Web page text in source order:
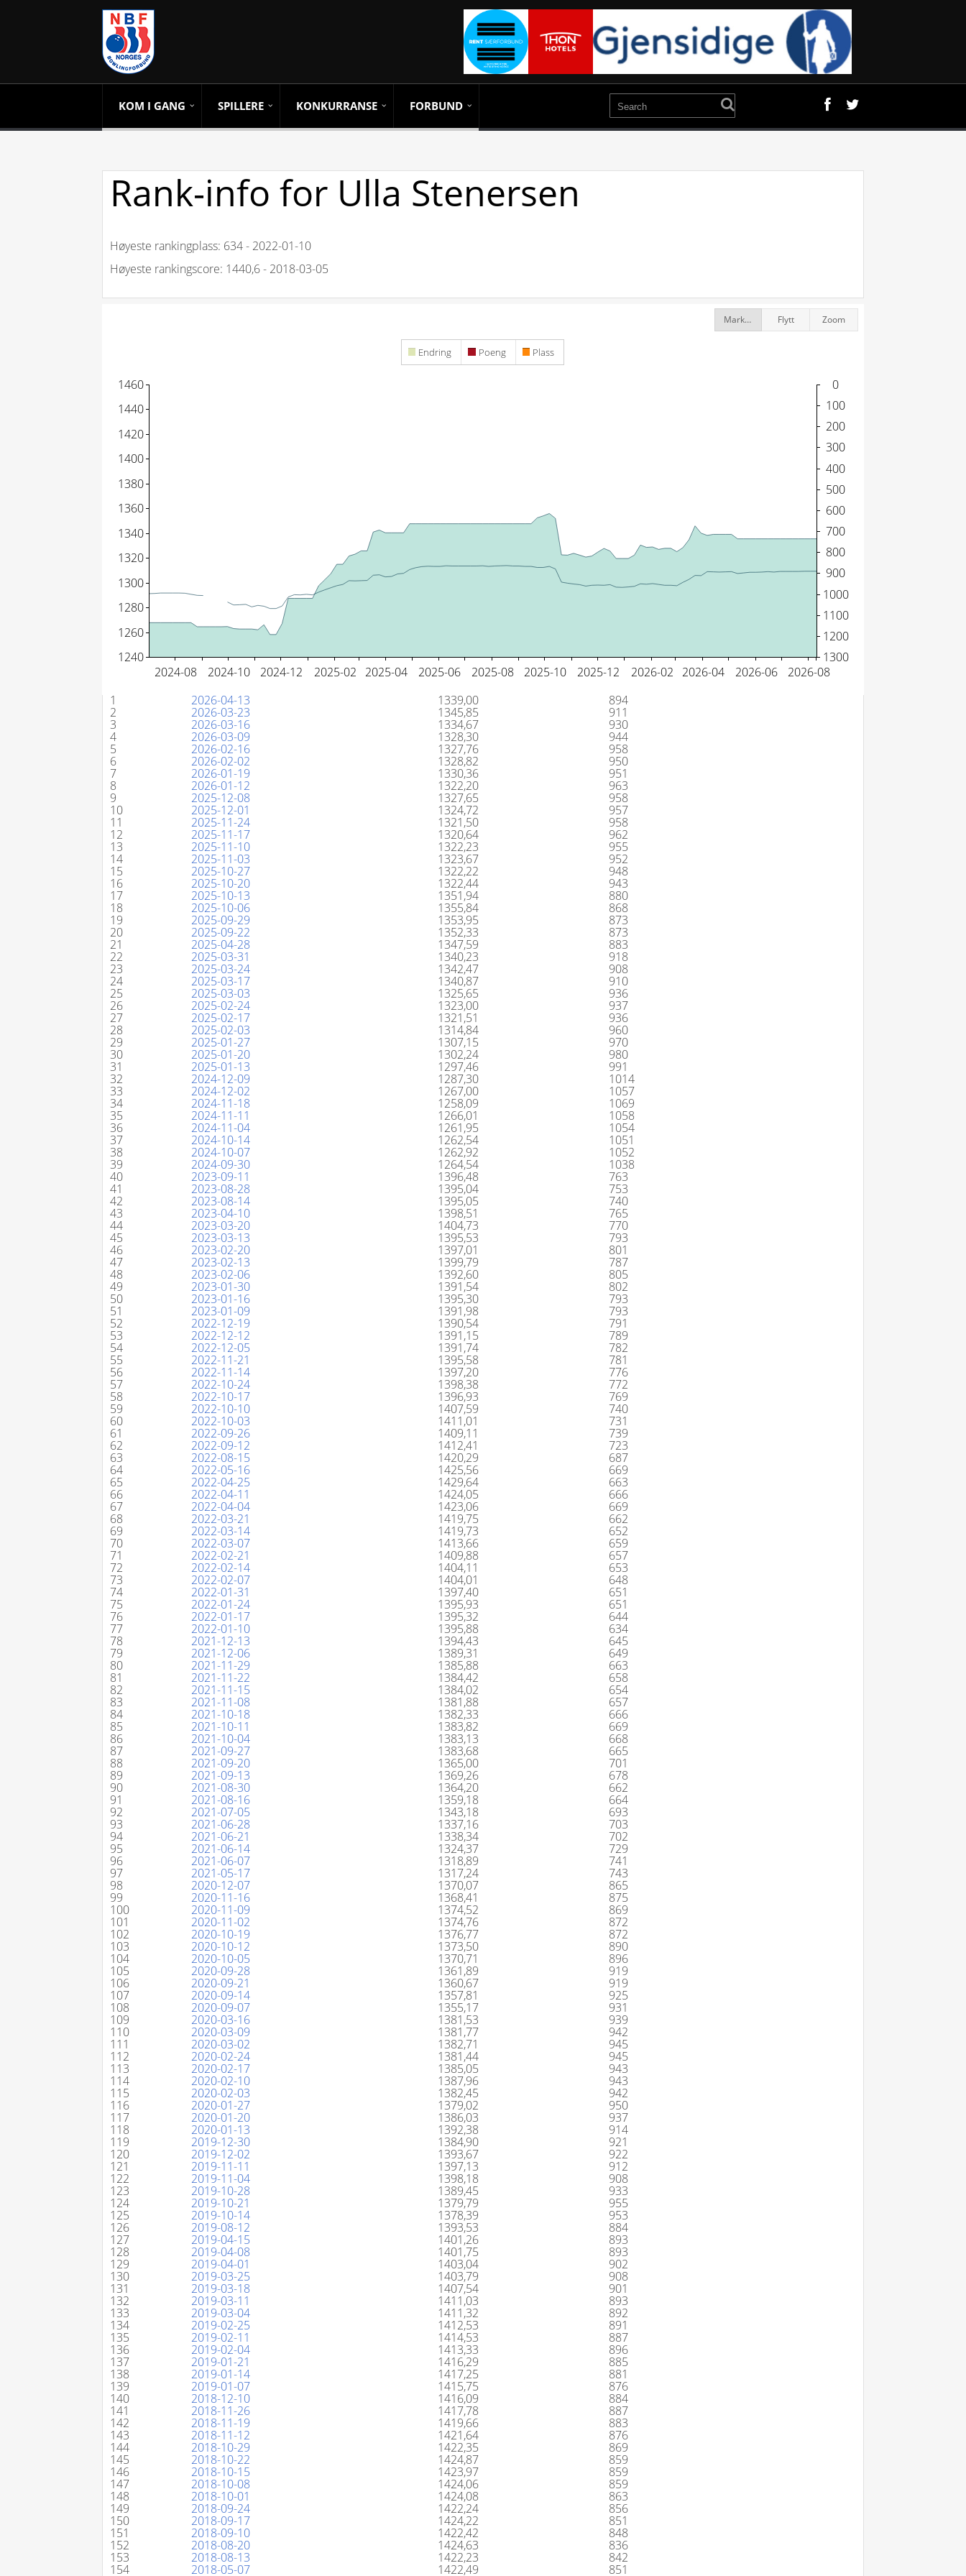
KOM I GANG SPILLERE KONKURRANSE FORBUND
Rank-info for Ulla Stenersen
Høyeste rankingplass: 634 - 2022-01-10
Høyeste rankingscore: 1440,6 - 2018-03-05
Markør Flytt Zoom
Endring Poeng Plass
1 2026-04-13 1339,00 894
2 2026-03-23 1345,85 911
3 2026-03-16 1334,67 930
4 2026-03-09 1328,30 944
5 2026-02-16 1327,76 958
6 2026-02-02 1328,82 950
7 2026-01-19 1330,36 951
8 2026-01-12 1322,20 963
9 2025-12-08 1327,65 958
10 2025-12-01 1324,72 957
11 2025-11-24 1321,50 958
12 2025-11-17 1320,64 962
13 2025-11-10 1322,23 955
14 2025-11-03 1323,67 952
15 2025-10-27 1322,22 948
16 2025-10-20 1322,44 943
17 2025-10-13 1351,94 880
18 2025-10-06 1355,84 868
19 2025-09-29 1353,95 873
20 2025-09-22 1352,33 873
21 2025-04-28 1347,59 883
22 2025-03-31 1340,23 918
23 2025-03-24 1342,47 908
24 2025-03-17 1340,87 910
25 2025-03-03 1325,65 936
26 2025-02-24 1323,00 937
27 2025-02-17 1321,51 936
28 2025-02-03 1314,84 960
29 2025-01-27 1307,15 970
30 2025-01-20 1302,24 980
31 2025-01-13 1297,46 991
32 2024-12-09 1287,30 1014
33 2024-12-02 1267,00 1057
34 2024-11-18 1258,09 1069
35 2024-11-11 1266,01 1058
36 2024-11-04 1261,95 1054
37 2024-10-14 1262,54 1051
38 2024-10-07 1262,92 1052
39 2024-09-30 1264,54 1038
40 2023-09-11 1396,48 763
41 2023-08-28 1395,04 753
42 2023-08-14 1395,05 740
43 2023-04-10 1398,51 765
44 2023-03-20 1404,73 770
45 2023-03-13 1395,53 793
46 2023-02-20 1397,01 801
47 2023-02-13 1399,79 787
48 2023-02-06 1392,60 805
49 2023-01-30 1391,54 802
50 2023-01-16 1395,30 793
51 2023-01-09 1391,98 793
52 2022-12-19 1390,54 791
53 2022-12-12 1391,15 789
54 2022-12-05 1391,74 782
55 2022-11-21 1395,58 781
56 2022-11-14 1397,20 776
57 2022-10-24 1398,38 772
58 2022-10-17 1396,93 769
59 2022-10-10 1407,59 740
60 2022-10-03 1411,01 731
61 2022-09-26 1409,11 739
62 2022-09-12 1412,41 723
63 2022-08-15 1420,29 687
64 2022-05-16 1425,56 669
65 2022-04-25 1429,64 663
66 2022-04-11 1424,05 666
67 2022-04-04 1423,06 669
68 2022-03-21 1419,75 662
69 2022-03-14 1419,73 652
70 2022-03-07 1413,66 659
71 2022-02-21 1409,88 657
72 2022-02-14 1404,11 653
73 2022-02-07 1404,01 648
74 2022-01-31 1397,40 651
75 2022-01-24 1395,93 651
76 2022-01-17 1395,32 644
77 2022-01-10 1395,88 634
78 2021-12-13 1394,43 645
79 2021-12-06 1389,31 649
80 2021-11-29 1385,88 663
81 2021-11-22 1384,42 658
82 2021-11-15 1384,02 654
83 2021-11-08 1381,88 657
84 2021-10-18 1382,33 666
85 2021-10-11 1383,82 669
86 2021-10-04 1383,13 668
87 2021-09-27 1383,68 665
88 2021-09-20 1365,00 701
89 2021-09-13 1369,26 678
90 2021-08-30 1364,20 662
91 2021-08-16 1359,18 664
92 2021-07-05 1343,18 693
93 2021-06-28 1337,16 703
94 2021-06-21 1338,34 702
95 2021-06-14 1324,37 729
96 2021-06-07 1318,89 741
97 2021-05-17 1317,24 743
98 2020-12-07 1370,07 865
99 2020-11-16 1368,41 875
100 2020-11-09 1374,52 869
101 2020-11-02 1374,76 872
102 2020-10-19 1376,77 872
103 2020-10-12 1373,50 890
104 2020-10-05 1370,71 896
105 2020-09-28 1361,89 919
106 2020-09-21 1360,67 919
107 2020-09-14 1357,81 925
108 2020-09-07 1355,17 931
109 2020-03-16 1381,53 939
110 2020-03-09 1381,77 942
111 2020-03-02 1382,71 945
112 2020-02-24 1381,44 945
113 2020-02-17 1385,05 943
114 2020-02-10 1387,96 943
115 2020-02-03 1382,45 942
116 2020-01-27 1379,02 950
117 2020-01-20 1386,03 937
118 2020-01-13 1392,38 914
119 2019-12-30 1384,90 921
120 2019-12-02 1393,67 922
121 2019-11-11 1397,13 912
122 2019-11-04 1398,18 908
123 2019-10-28 1389,45 933
124 2019-10-21 1379,79 955
125 2019-10-14 1378,39 953
126 2019-08-12 1393,53 884
127 2019-04-15 1401,26 893
128 2019-04-08 1401,75 893
129 2019-04-01 1403,04 902
130 2019-03-25 1403,79 908
131 2019-03-18 1407,54 901
132 2019-03-11 1411,03 893
133 2019-03-04 1411,32 892
134 2019-02-25 1412,53 891
135 2019-02-11 1414,53 887
136 2019-02-04 1413,33 896
137 2019-01-21 1416,29 885
138 2019-01-14 1417,25 881
139 2019-01-07 1415,75 876
140 2018-12-10 1416,09 884
141 2018-11-26 1417,78 887
142 2018-11-19 1419,66 883
143 2018-11-12 1421,64 876
144 2018-10-29 1422,35 869
145 2018-10-22 1424,87 859
146 2018-10-15 1423,97 859
147 2018-10-08 1424,06 859
148 2018-10-01 1424,08 863
149 2018-09-24 1422,24 856
150 2018-09-17 1424,22 851
151 2018-09-10 1422,42 848
152 2018-08-20 1424,63 836
153 2018-08-13 1422,23 842
154 2018-05-07 1422,49 851